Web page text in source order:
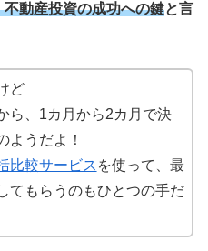
動産投資の成功への鍵と言
ど
ら、1カ月から2カ月で決
ようだよ！
比較サービス を使って、最
てもらうのもひとつの手だ